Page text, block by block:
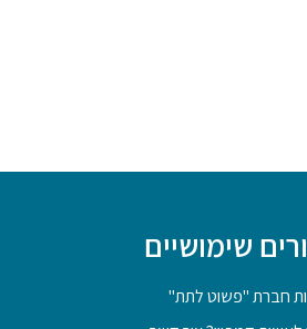
שימושיים
חברת "פשוט לתת"